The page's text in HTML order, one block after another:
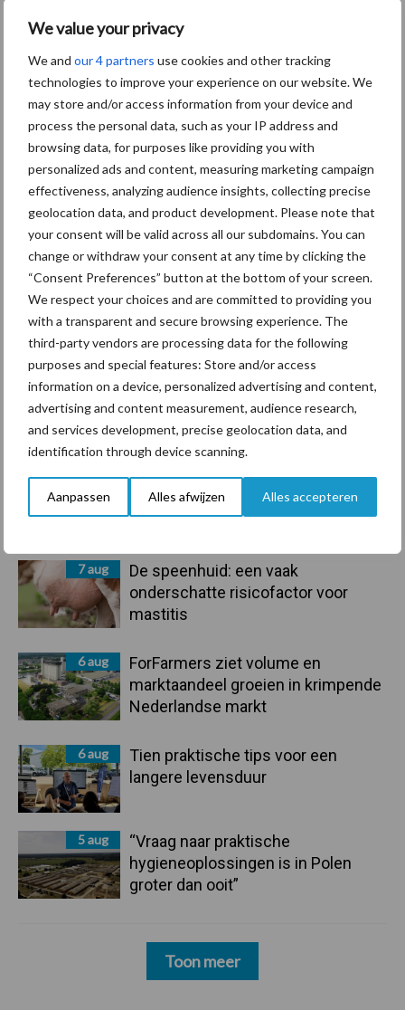
We value your privacy
We and our 4 partners use cookies and other tracking
technologies to improve your experience on our website. We
may store and/or access information from your device and
process the personal data, such as your IP address and
browsing data, for purposes like providing you with
personalized ads and content, measuring marketing campaign
effectiveness, analyzing audience insights, collecting precise
geolocation data, and product development. Please note that
your consent will be valid across all our subdomains. You can
change or withdraw your consent at any time by clicking the
“Consent Preferences” button at the bottom of your screen.
We respect your choices and are committed to providing you
with a transparent and secure browsing experience. The
third-party vendors are processing data for the following
purposes and special features: Store and/or access
information on a device, personalized advertising and content,
advertising and content measurement, audience research,
and services development, precise geolocation data, and
identification through device scanning.
Aanpassen Alles afwijzen Alles accepteren
Primaire
Sidebar
Recent nieuws Partner nieuws
7 aug
Grondstoffenmarkt blijft grillig:
droogte en geopolitiek houden
handel in de greep
7 aug
De speenhuid: een vaak
onderschatte risicofactor voor
mastitis
6 aug
ForFarmers ziet volume en
marktaandeel groeien in krimpende
Nederlandse markt
6 aug
Tien praktische tips voor een
langere levensduur
5 aug
“Vraag naar praktische
hygieneoplossingen is in Polen
groter dan ooit”
Toon meer
Themapagina's
Diergezondheid Bemesting Fokkerij
Bedrijfsnieuws
Ligbox &
Voerhekken
Toon meer